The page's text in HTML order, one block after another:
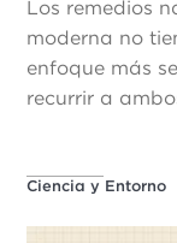
Los remedios
moderna no
enfoque más
recurrir a
Ciencia y Entorno